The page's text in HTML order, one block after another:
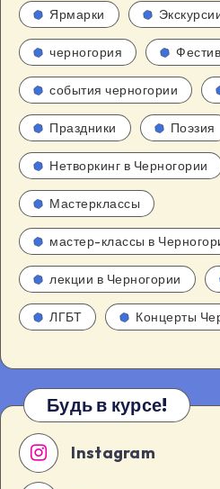
Ярмарки
черногория
события черногории
Праздники Поэзия
Нетворкинг в Черногории
Мастерклассы
мастер-классы в
лекции в Черногории
ЛГБТ Концерты
Будь в курсе!
Instagram